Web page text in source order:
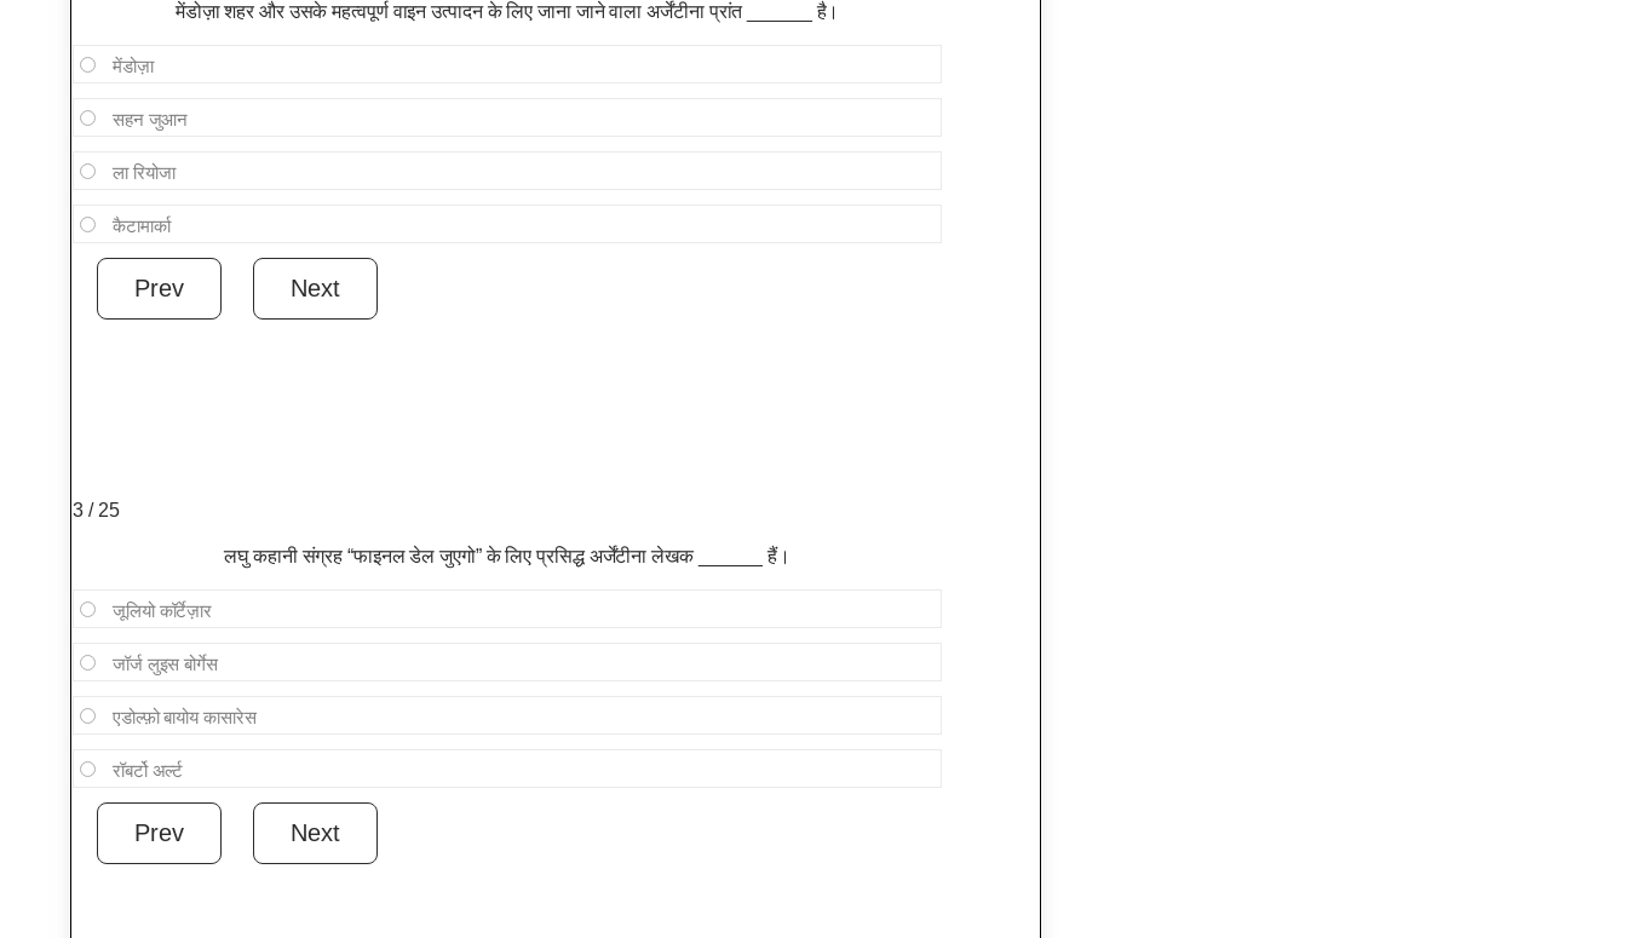
मेंडोज़ा शहर और उसके महत्वपूर्ण वाइन उत्पादन के लिए जाना जाने वाला अर्जेंटीना प्रांत ______ है।
मेंडोज़ा
सहन जुआन
ला रियोजा
कैटामार्का
3 / 25
लघु कहानी संग्रह “फाइनल डेल जुएगो” के लिए प्रसिद्ध अर्जेंटीना लेखक ______ हैं।
जूलियो कॉर्टेज़ार
जॉर्ज लुइस बोर्गेस
एडोल्फ़ो बायोय कासारेस
रॉबर्टो अर्ल्ट